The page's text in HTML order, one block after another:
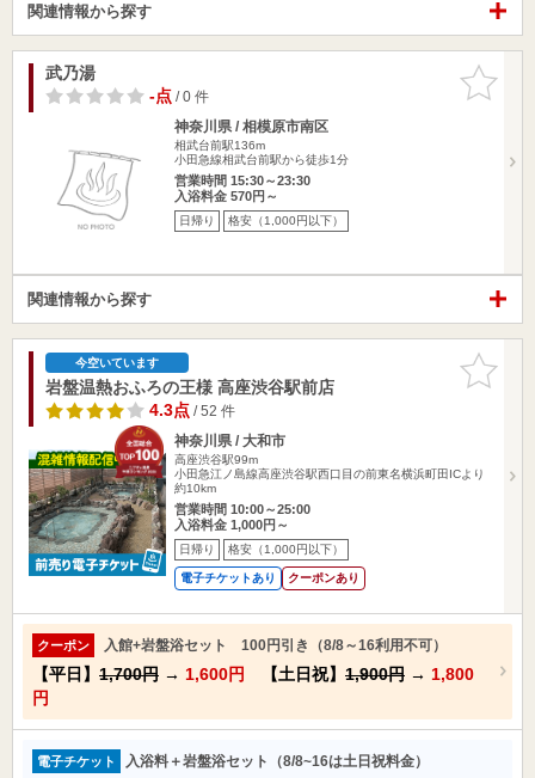
関連情報から探す
お気に入
りに追加
武乃湯
-点/ 0 件
神奈川県 / 相模原市南区
相武台前駅136m
小田急線相武台前駅から徒歩1分
営業時間 15:30～23:30
入浴料金 570円～
日帰り 格安（1,000円以下）
関連情報から探す
お気に入
りに追加
今空いています
岩盤温熱おふろの王様 高座渋谷駅前店
4.3点/ 52 件
神奈川県 / 大和市
高座渋谷駅99m
小田急江ノ島線高座渋谷駅西口目の前東名横浜町田ICより
約10km
営業時間 10:00～25:00
入浴料金 1,000円～
日帰り 格安（1,000円以下）
電子チケットあり クーポンあり
クーポン 入館+岩盤浴セット 100円引き（8/8～16利用不可）
【平日】 1,700円 → 1,600円 【土日祝】 1,900円 → 1,800
円
電子チケット 入浴料＋岩盤浴セット（8/8~16は土日祝料金）